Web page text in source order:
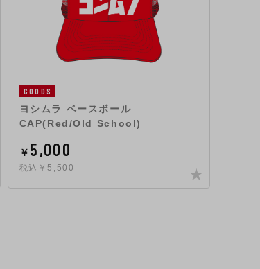
GOODS
ヨシムラ ベースボール
CAP(Red/Old School)
￥ 5,000
税込￥5,500